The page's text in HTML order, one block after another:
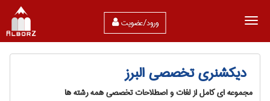
ورود/عضویت
دیکشنری تخصصی البرز
مجموعه ای کامل از لغات و اصطلاحات تخصصی همه رشته ها